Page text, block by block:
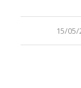
15/05/
/